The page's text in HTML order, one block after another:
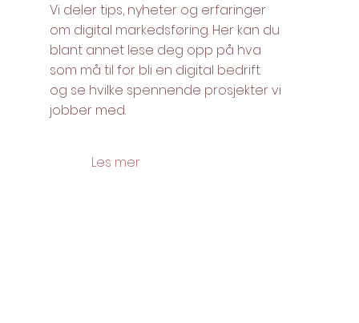
Vi deler tips, nyheter og erfaringer
om digital markedsføring. Her kan du
blant annet lese deg opp på hva
som må til for bli en digital bedrift
og se hvilke spennende prosjekter vi
jobber med.
Les mer